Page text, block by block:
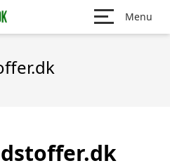
Menu